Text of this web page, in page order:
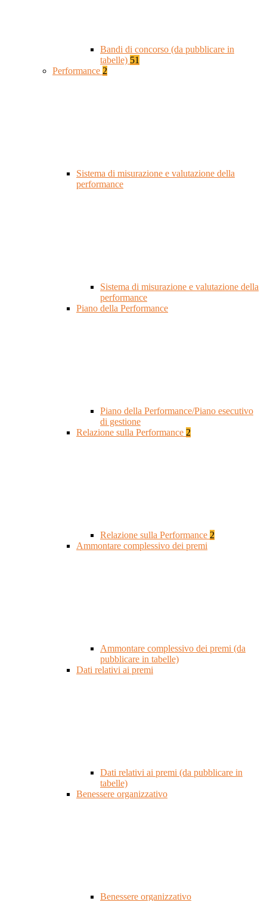
Bandi di concorso (da pubblicare in
tabelle) 51
Performance 2
Sistema di misurazione e valutazione della
performance
Sistema di misurazione e valutazione della
performance
Piano della Performance
Piano della Performance/Piano esecutivo
di gestione
Relazione sulla Performance 2
Relazione sulla Performance 2
Ammontare complessivo dei premi
Ammontare complessivo dei premi (da
pubblicare in tabelle)
Dati relativi ai premi
Dati relativi ai premi (da pubblicare in
tabelle)
Benessere organizzativo
Benessere organizzativo